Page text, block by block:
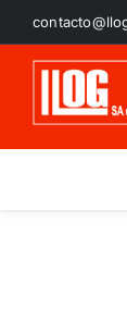
Saltar
al
contenido